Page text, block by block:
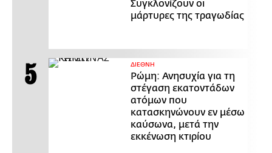
Συγκλονίζουν οι
μάρτυρες της τραγωδίας
ΔΙΕΘΝΗ
Ρώμη: Ανησυχία για τη
στέγαση εκατοντάδων
ατόμων που
κατασκηνώνουν εν μέσω
καύσωνα, μετά την
εκκένωση κτιρίου